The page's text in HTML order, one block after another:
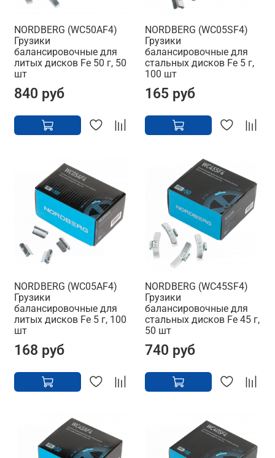
NORDBERG (WC50AF4)
Грузики
балансировочные для
литых дисков Fe 50 г, 50
шт
840 руб
NORDBERG (WC05SF4)
Грузики
балансировочные для
стальных дисков Fe 5 г,
100 шт
165 руб
NORDBERG (WC05AF4)
Грузики
балансировочные для
литых дисков Fe 5 г, 100
шт
168 руб
NORDBERG (WC45SF4)
Грузики
балансировочные для
стальных дисков Fe 45 г,
50 шт
740 руб